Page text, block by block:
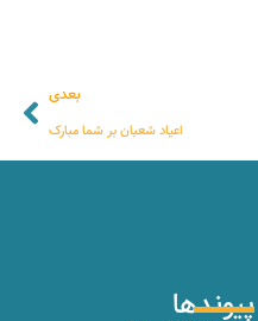
بعدی
اعیاد شعبان بر شما مبارک
پیوندها